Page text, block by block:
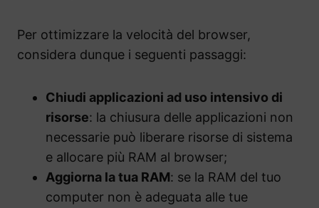
Per ottimizzare la velocità del browser,
considera dunque i seguenti passaggi:
Chiudi applicazioni ad uso intensivo di
risorse: la chiusura delle applicazioni non
necessarie può liberare risorse di sistema
e allocare più RAM al browser;
Aggiorna la tua RAM: se la RAM del tuo
computer non è adeguata alle tue